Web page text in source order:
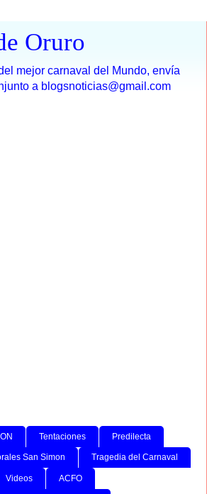
Oruro
mejor carnaval del Mundo, envía
a blogsnoticias@gmail.com
Tentaciones Predilecta
San Simon Tragedia del Carnaval
Videos ACFO